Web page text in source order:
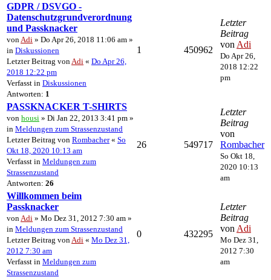
GDPR / DSVGO -
Datenschutzgrundverordnung
und Passknacker
von Adi » Do Apr 26, 2018 11:06 am »
in Diskussionen
Letzter Beitrag von Adi « Do Apr 26,
2018 12:22 pm
Verfasst in Diskussionen
Antworten: 1
1 450962
Letzter
Beitrag
von Adi
Do Apr 26,
2018 12:22
pm
PASSKNACKER T-SHIRTS
von housi » Di Jan 22, 2013 3:41 pm »
in Meldungen zum Strassenzustand
Letzter Beitrag von Rombacher« So
Okt 18, 2020 10:13 am
Verfasst in Meldungen zum
Strassenzustand
Antworten: 26
26 549717
Letzter
Beitrag
von
Rombacher
So Okt 18,
2020 10:13
am
Willkommen beim
Passknacker
von Adi » Mo Dez 31, 2012 7:30 am »
in Meldungen zum Strassenzustand
Letzter Beitrag von Adi « Mo Dez 31,
2012 7:30 am
Verfasst in Meldungen zum
Strassenzustand
0 432295
Letzter
Beitrag
von Adi
Mo Dez 31,
2012 7:30
am